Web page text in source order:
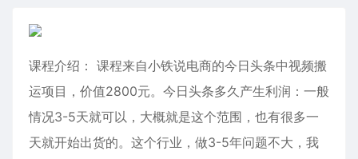
课程介绍： 课程来自小铁说电商的今日头条中视频搬
运项目，价值2800元。今日头条多久产生利润：一般
情况3-5天就可以，大概就是这个范围，也有很多一
天就开始出货的。这个行业，做3-5年问题不大，我